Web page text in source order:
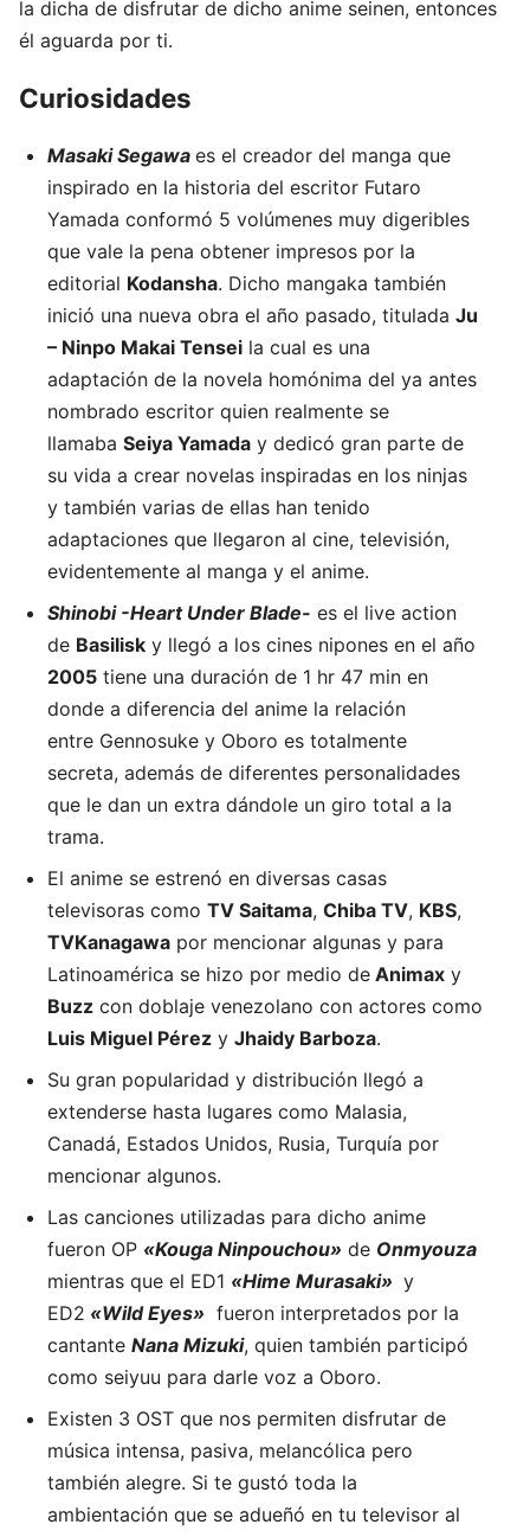
la dicha de disfrutar de dicho anime seinen, entonces
él aguarda por ti.
Curiosidades
Masaki Segawa es el creador del manga que
inspirado en la historia del escritor Futaro
Yamada conformó 5 volúmenes muy digeribles
que vale la pena obtener impresos por la
editorial Kodansha. Dicho mangaka también
inició una nueva obra el año pasado, titulada Ju
– Ninpo Makai Tensei la cual es una
adaptación de la novela homónima del ya antes
nombrado escritor quien realmente se
llamaba Seiya Yamada y dedicó gran parte de
su vida a crear novelas inspiradas en los ninjas
y también varias de ellas han tenido
adaptaciones que llegaron al cine, televisión,
evidentemente al manga y el anime.
Shinobi -Heart Under Blade- es el live action
de Basilisk y llegó a los cines nipones en el año
2005 tiene una duración de 1 hr 47 min en
donde a diferencia del anime la relación
entre Gennosuke y Oboro es totalmente
secreta, además de diferentes personalidades
que le dan un extra dándole un giro total a la
trama.
El anime se estrenó en diversas casas
televisoras como TV Saitama, Chiba TV, KBS,
TVKanagawa por mencionar algunas y para
Latinoamérica se hizo por medio de Animax y
Buzz con doblaje venezolano con actores como
Luis Miguel Pérez y Jhaidy Barboza.
Su gran popularidad y distribución llegó a
extenderse hasta lugares como Malasia,
Canadá, Estados Unidos, Rusia, Turquía por
mencionar algunos.
Las canciones utilizadas para dicho anime
fueron OP «Kouga Ninpouchou» de Onmyouza
mientras que el ED1 «Hime Murasaki» y
ED2 «Wild Eyes» fueron interpretados por la
cantante Nana Mizuki, quien también participó
como seiyuu para darle voz a Oboro.
Existen 3 OST que nos permiten disfrutar de
música intensa, pasiva, melancólica pero
también alegre. Si te gustó toda la
ambientación que se adueñó en tu televisor al